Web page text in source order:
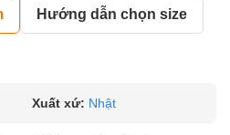
Hướng dẫn chọn size
Xuất xứ: Nhật